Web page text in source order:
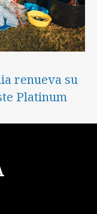
renueva su
Platinum